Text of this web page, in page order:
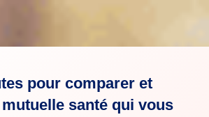
pour comparer et
santé qui vous